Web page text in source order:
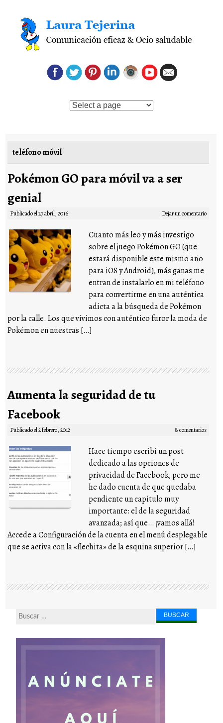
Saltar al contenido
teléfono móvil
Pokémon GO para móvil va a ser
genial
Publicado el27 abril, 2016 Dejar un comentario
Cuanto más leo y más investigo
sobre el juego Pokémon GO (que
estará disponible este mismo año
para iOS y Android), más ganas me
entran de instalarlo en mi teléfono
para convertirme en una auténtica
adicta a la búsqueda de Pokémon
por la calle. Los que vivimos con auténtico furor la moda de
Pokémon en nuestras […]
Aumenta la seguridad de tu
Facebook
Publicado el2 febrero, 2012 8 comentarios
Hace tiempo escribí un post
dedicado a las opciones de
privacidad de Facebook, pero me
he dado cuenta de que quedaba
pendiente un capítulo muy
importante: el de la seguridad
avanzada; así que… ¡vamos allá!
Accede a Configuración de la cuenta en el menú desplegable
que se activa con la «flechita» de la esquina superior […]
Buscar...